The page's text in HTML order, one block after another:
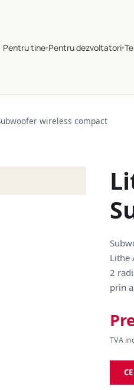
Pentru tine▾Pentru dezvoltatori▾
wireless compact
Lithe
2
prin
TVA